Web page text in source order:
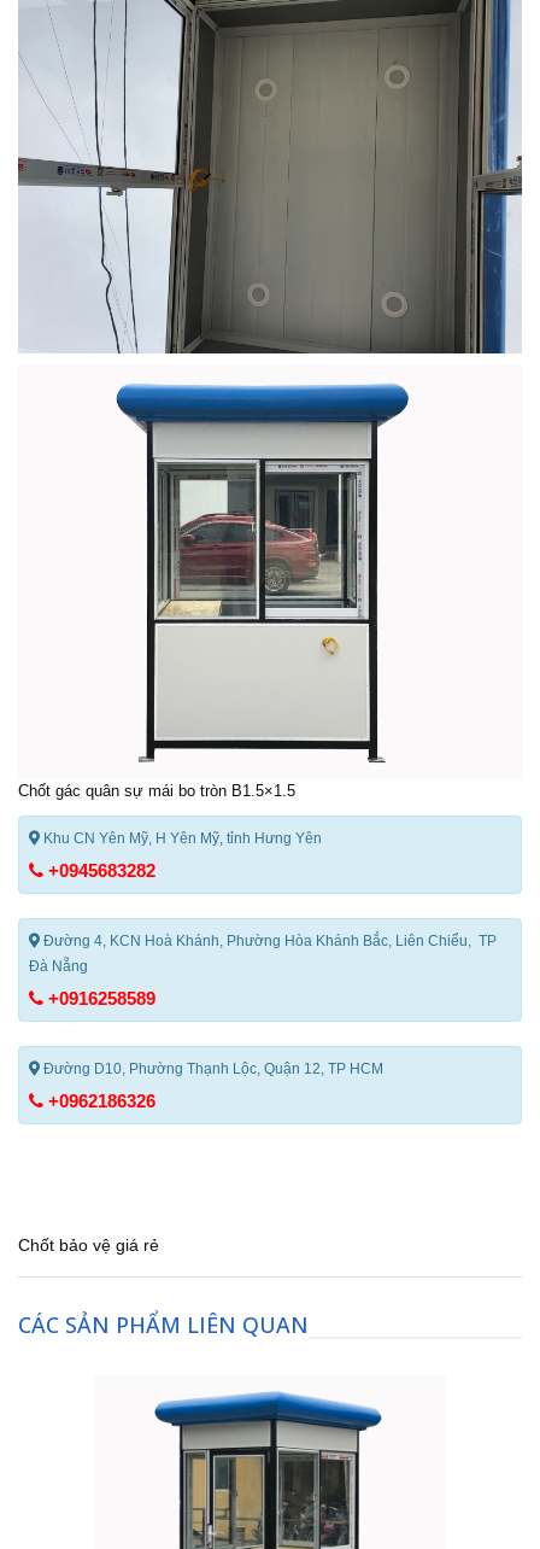
Chốt gác quân sự mái bo tròn B1.5×1.5
Khu CN Yên Mỹ, H Yên Mỹ, tỉnh Hưng Yên
+0945683282
Đường 4, KCN Hoà Khánh, Phường Hòa Khánh Bắc, Liên Chiểu, TP
Đà Nẵng
+0916258589
Đường D10, Phường Thạnh Lộc, Quận 12, TP HCM
+0962186326
Chốt bảo vệ giá rẻ
CÁC SẢN PHẨM LIÊN QUAN